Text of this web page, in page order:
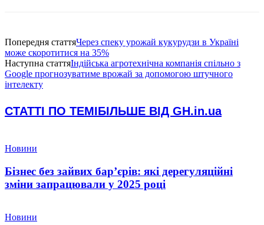
Попередня статтяЧерез спеку урожай кукурудзи в Україні
може скоротитися на 35%
Наступна статтяІндійська агротехнічна компанія спільно з
Google прогнозуватиме врожай за допомогою штучного
інтелекту
СТАТТІ ПО ТЕМІБІЛЬШЕ ВІД GH.in.ua
Новини
Бізнес без зайвих бар’єрів: які дерегуляційні
зміни запрацювали у 2025 році
Новини